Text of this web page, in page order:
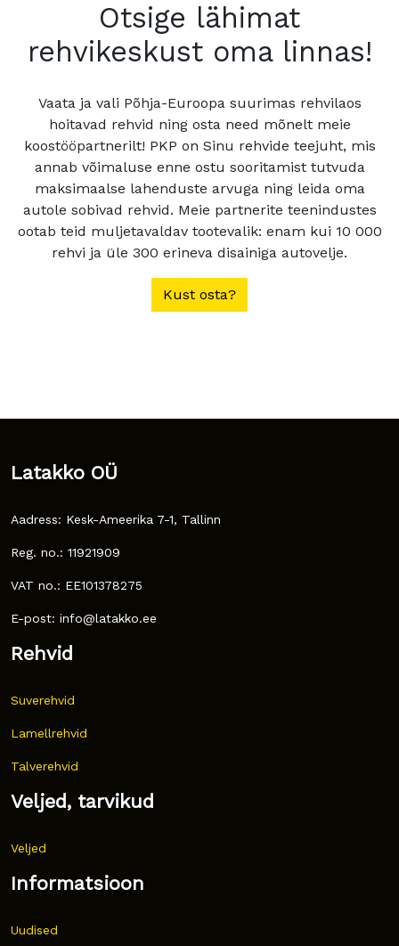
Otsige lähimat
rehvikeskust oma linnas!
Vaata ja vali Põhja-Euroopa suurimas rehvilaos
hoitavad rehvid ning osta need mõnelt meie
koostööpartnerilt! PKP on Sinu rehvide teejuht, mis
annab võimaluse enne ostu sooritamist tutvuda
maksimaalse lahenduste arvuga ning leida oma
autole sobivad rehvid. Meie partnerite teenindustes
ootab teid muljetavaldav tootevalik: enam kui 10 000
rehvi ja üle 300 erineva disainiga autovelje.
Kust osta?
Latakko OÜ
Aadress: Kesk-Ameerika 7-1, Tallinn
Reg. no.: 11921909
VAT no.: EE101378275
E-post: info@latakko.ee
Rehvid
Suverehvid
Lamellrehvid
Talverehvid
Veljed, tarvikud
Veljed
Informatsioon
Uudised